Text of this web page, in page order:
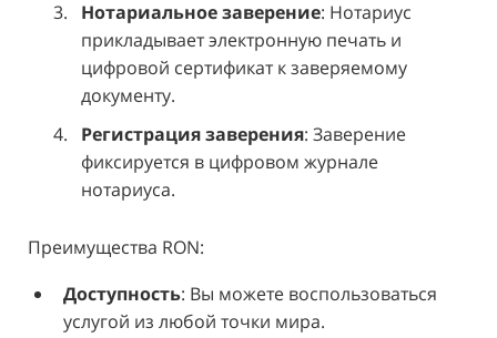
Нотариальное заверение: Нотариус
прикладывает электронную печать и
цифровой сертификат к заверяемому
документу.
Регистрация заверения: Заверение
фиксируется в цифровом журнале
нотариуса.
Преимущества RON:
Доступность: Вы можете воспользоваться
услугой из любой точки мира.